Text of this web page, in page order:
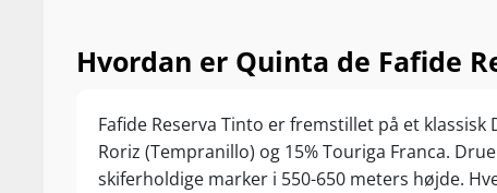
Hvordan er Quinta de Fafide
Fafide Reserva Tinto er fremstillet på et
Roriz (Tempranillo) og 15% Touriga Franca.
skiferholdige marker i 550-650 meters højde.